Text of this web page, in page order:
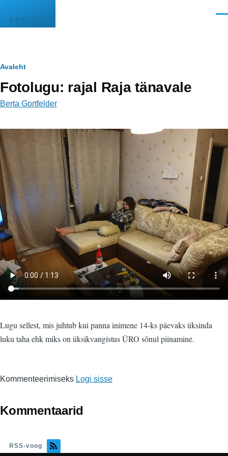
PEEGEL
Leivapuru
Avaleht
Fotolugu: rajal Raja tänavale
Berta Gortfelder
Video
fail
Lugu sellest, mis juhtub kui panna inimene 14-ks päevaks üksinda
luku taha ehk miks on üksikvangistus ÜRO sõnul piinamine.
Kommenteerimiseks Logi sisse
Kommentaarid
RSS-voog